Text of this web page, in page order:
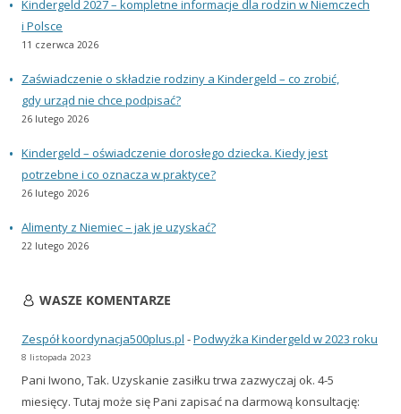
Kindergeld 2027 – kompletne informacje dla rodzin w Niemczech
i Polsce
11 czerwca 2026
Zaświadczenie o składzie rodziny a Kindergeld – co zrobić,
gdy urząd nie chce podpisać?
26 lutego 2026
Kindergeld – oświadczenie dorosłego dziecka. Kiedy jest
potrzebne i co oznacza w praktyce?
26 lutego 2026
Alimenty z Niemiec – jak je uzyskać?
22 lutego 2026
WASZE KOMENTARZE
Zespół koordynacja500plus.pl -Podwyżka Kindergeld w 2023 roku
8 listopada 2023
Pani Iwono, Tak. Uzyskanie zasiłku trwa zazwyczaj ok. 4-5
miesięcy. Tutaj może się Pani zapisać na darmową konsultację: